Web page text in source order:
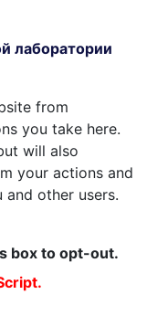
лаборатории
from
you take here.
will also
your actions and
other users.
box to opt-out.